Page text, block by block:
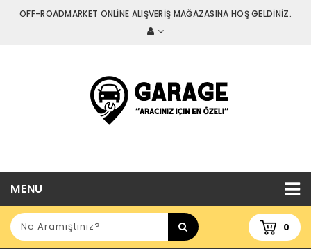
OFF-ROADMARKET ONLİNE ALIŞVERİŞ MAĞAZASINA HOŞ GELDİNİZ.
MENU
0